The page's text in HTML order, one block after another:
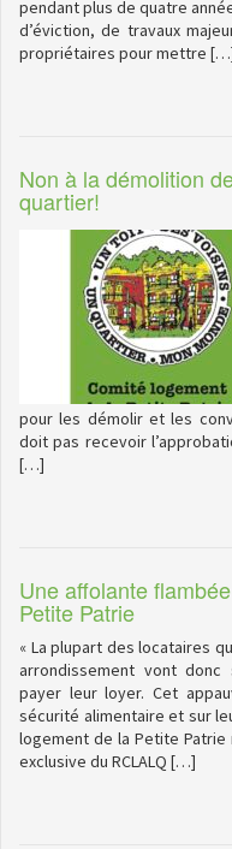
pendant plus de quatre
d’éviction, de travaux
propriétaires pour mettre
Non à la démolition
quartier!
pour les démolir et les
doit pas recevoir
[…]
Une affolante
Petite Patrie
« La plupart des locataires
arrondissement vont donc
payer leur loyer. Cet
sécurité alimentaire et sur
logement de la Petite Patrie
exclusive du RCLALQ […]